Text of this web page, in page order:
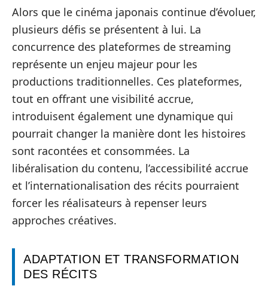
Alors que le cinéma japonais continue d’évoluer,
plusieurs défis se présentent à lui. La
concurrence des plateformes de streaming
représente un enjeu majeur pour les
productions traditionnelles. Ces plateformes,
tout en offrant une visibilité accrue,
introduisent également une dynamique qui
pourrait changer la manière dont les histoires
sont racontées et consommées. La
libéralisation du contenu, l’accessibilité accrue
et l’internationalisation des récits pourraient
forcer les réalisateurs à repenser leurs
approches créatives.
ADAPTATION ET TRANSFORMATION
DES RÉCITS